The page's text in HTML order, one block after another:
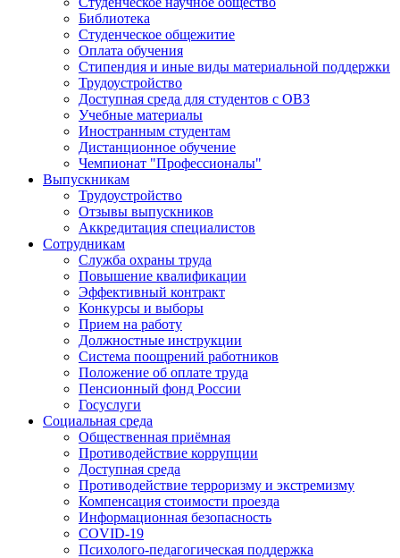
Библиотека
Студенческое общежитие
Оплата обучения
Стипендия и иные виды материальной поддержки
Трудоустройство
Доступная среда для студентов с ОВЗ
Учебные материалы
Иностранным студентам
Дистанционное обучение
Чемпионат "Профессионалы"
Выпускникам
Трудоустройство
Отзывы выпускников
Аккредитация специалистов
Сотрудникам
Служба охраны труда
Повышение квалификации
Эффективный контракт
Конкурсы и выборы
Прием на работу
Должностные инструкции
Система поощрений работников
Положение об оплате труда
Пенсионный фонд России
Госуслуги
Социальная среда
Общественная приёмная
Противодействие коррупции
Доступная среда
Противодействие терроризму и экстремизму
Компенсация стоимости проезда
Информационная безопасность
COVID-19
Психолого-педагогическая поддержка